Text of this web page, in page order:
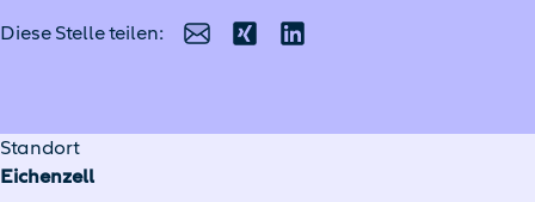
Diese Stelle teilen:
E-MailXing LinkedIn
Standort
Eichenzell